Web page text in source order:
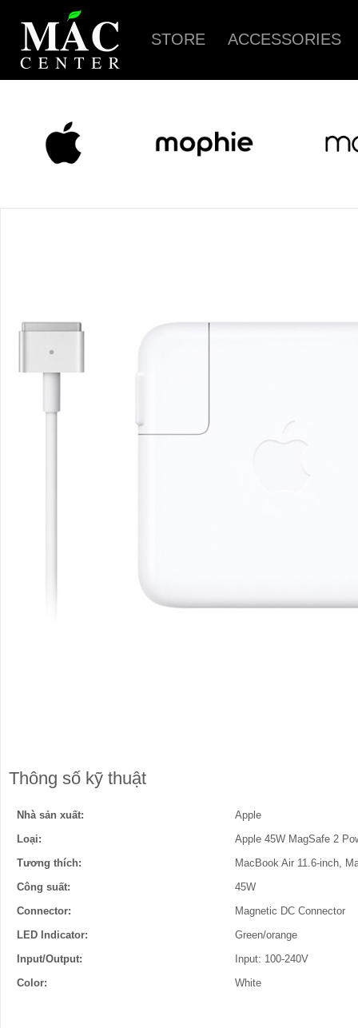
STORE ACCESSORIES
Thông số kỹ thuật
Nhà sản xuất:
Apple
Loại:
Apple 45W MagSafe 2
Tương thích:
MacBook Air 11.6-inch,
Công suất:
45W
Connector:
Magnetic DC Connector
LED Indicator:
Green/orange
Input/Output:
Input: 100-240V
Color:
White